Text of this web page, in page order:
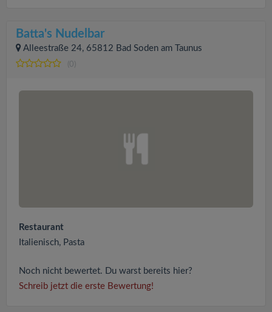
Batta's Nudelbar
Alleestraße 24, 65812 Bad Soden am Taunus
(0)
Restaurant
Italienisch, Pasta
Noch nicht bewertet. Du warst bereits hier?
Schreib jetzt die erste Bewertung!